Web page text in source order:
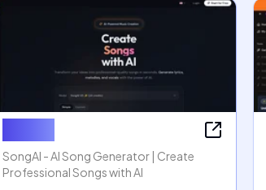
SongAI - AI Song Generator | Create
Professional Songs with AI